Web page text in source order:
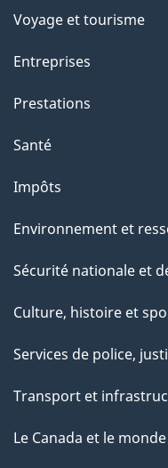
a
g
"
Voyage et tourisme
Entreprises
Prestations
Santé
Impôts
Environnement et
Sécurité nationale et
Culture, histoire et
Services de police,
Transport et
Le Canada et le monde